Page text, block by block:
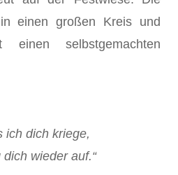
einen großen Kreis und
selbstgemachten
ich dich kriege,
wieder auf.“